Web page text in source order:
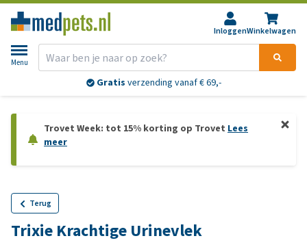
InloggenWinkelwagen
Menu
Gratis verzending vanaf € 69,-
Trovet Week: tot 15% korting op Trovet Lees
meer
Terug
Trixie Krachtige Urinevlek